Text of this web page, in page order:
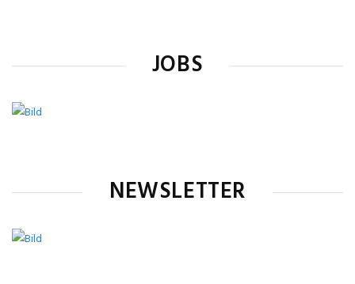
JOBS
NEWSLETTER